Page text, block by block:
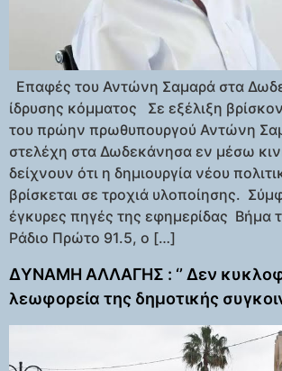
Επαφές του Αντώνη Σαμαρά στα
ίδρυσης κόμματος Σε εξέλιξη
του πρώην πρωθυπουργού Αντώνη
στελέχη στα Δωδεκάνησα εν μέσω
δείχνουν ότι η δημιουργία νέου
βρίσκεται σε τροχιά υλοποίησης.
έγκυρες πηγές της εφημερίδας Βήμα
Ράδιο Πρώτο 91.5, ο […]
ΔΥΝΑΜΗ ΑΛΛΑΓΗΣ : ‘’ Δεν
λεωφορεία της δημοτικής
λόγω…έλλειψης καυσίμων. Τι